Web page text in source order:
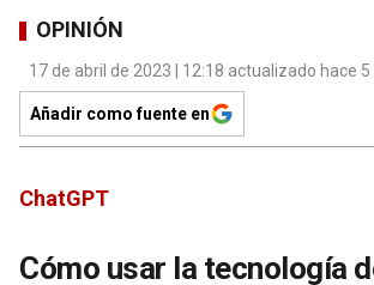
OPINIÓN
17 de abril de 2023 | 12:18 actualizado hace
Añadir como fuente en
ChatGPT
Cómo usar la tecnología